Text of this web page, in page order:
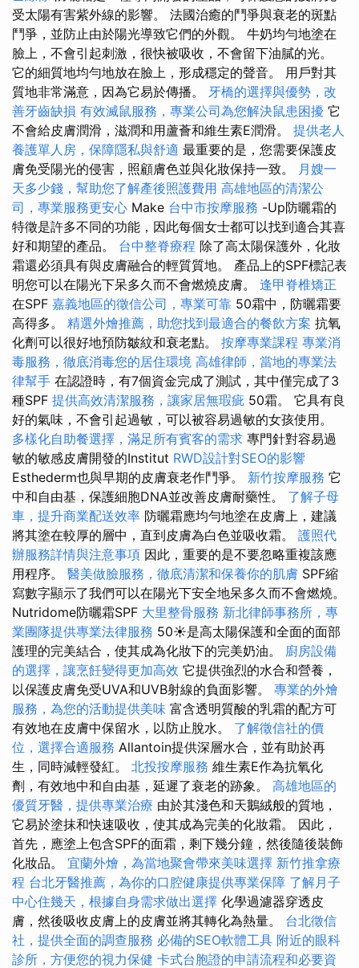
受太陽有害紫外線的影響。 法國治癒的鬥爭與衰老的斑點
鬥爭，並防止由於陽光導致它們的外觀。 牛奶均勻地塗在
臉上，不會引起刺激，很快被吸收，不會留下油膩的光。
它的細質地均勻地放在臉上，形成穩定的聲音。 用戶對其
質地非常滿意，因為它易於傳播。 牙橋的選擇與優勢，改
善牙齒缺損 有效滅鼠服務，專業公司為您解決鼠患困擾 它
不會給皮膚潤滑，滋潤和用蘆薈和維生素E潤滑。 提供老人
養護單人房，保障隱私與舒適 最重要的是，您需要保護皮
膚免受陽光的侵害，照顧膚色並與化妝保持一致。 月嫂一
天多少錢，幫助您了解產後照護費用 高雄地區的清潔公
司，專業服務更安心 Make 台中市按摩服務 -Up防曬霜的
特徵是許多不同的功能，因此每個女士都可以找到適合其喜
好和期望的產品。 台中整脊療程 除了高太陽保護外，化妝
霜還必須具有與皮膚融合的輕質質地。 產品上的SPF標記表
明您可以在陽光下呆多久而不會燃燒皮膚。 逢甲脊椎矯正
在SPF 嘉義地區的徵信公司，專業可靠 50霜中，防曬霜要
高得多。 精選外燴推薦，助您找到最適合的餐飲方案 抗氧
化劑可以很好地預防皺紋和衰老點。 按摩專業課程 專業消
毒服務，徹底消毒您的居住環境 高雄律師，當地的專業法
律幫手 在認證時，有7個資金完成了測試，其中僅完成了3
種SPF 提供高效清潔服務，讓家居無瑕疵 50霜。 它具有良
好的氣味，不會引起過敏，可以被容易過敏的女孩使用。
多樣化自助餐選擇，滿足所有賓客的需求 專門針對容易過
敏的敏感皮膚開發的Institut RWD設計對SEO的影響
Esthederm也與早期的皮膚衰老作鬥爭。 新竹按摩服務 它
中和自由基，保護細胞DNA並改善皮膚耐藥性。 了解子母
車，提升商業配送效率 防曬霜應均勻地塗在皮膚上，建議
將其塗在較厚的層中，直到皮膚為白色並吸收霜。 護照代
辦服務詳情與注意事項 因此，重要的是不要忽略重複該應
用程序。 醫美做臉服務，徹底清潔和保養你的肌膚 SPF縮
寫數字顯示了我們可以在陽光下安全地呆多久而不會燃燒。
Nutridome防曬霜SPF 大里整骨服務 新北律師事務所，專
業團隊提供專業法律服務 50☀️是高太陽保護和全面的面部
護理的完美結合，使其成為化妝下的完美奶油。 廚房設備
的選擇，讓烹飪變得更加高效 它提供強烈的水合和營養，
以保護皮膚免受UVA和UVB射線的負面影響。 專業的外燴
服務，為您的活動提供美味 富含透明質酸的乳霜的配方可
有效地在皮膚中保留水，以防止脫水。 了解徵信社的價
位，選擇合適服務 Allantoin提供深層水合，並有助於再
生，同時減輕發紅。 北投按摩服務 維生素E作為抗氧化
劑，有效地中和自由基，延遲了衰老的跡象。 高雄地區的
優質牙醫，提供專業治療 由於其淺色和天鵝絨般的質地，
它易於塗抹和快速吸收，使其成為完美的化妝霜。 因此，
首先，應塗上包含SPF的面霜，剩下幾分鐘，然後隨後裝飾
化妝品。 宜蘭外燴，為當地聚會帶來美味選擇 新竹推拿療
程 台北牙醫推薦，為你的口腔健康提供專業保障 了解月子
中心住幾天，根據自身需求做出選擇 化學過濾器穿透皮
膚，然後吸收皮膚上的皮膚並將其轉化為熱量。 台北徵信
社，提供全面的調查服務 必備的SEO軟體工具 附近的眼科
診所，方便您的視力保健 卡式台胞證的申請流程和必要資